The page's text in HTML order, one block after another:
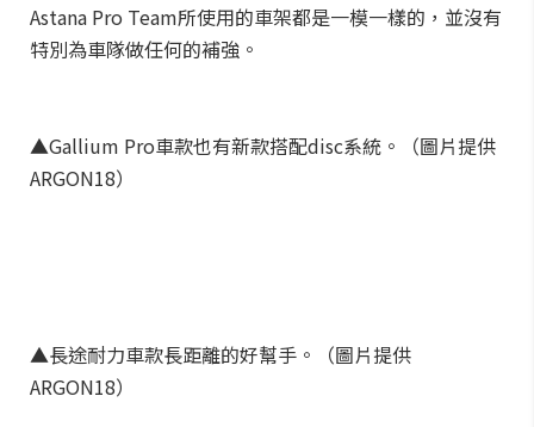
Astana Pro Team所使用的車架都是一模一樣的，並沒有
特別為車隊做任何的補強。
▲Gallium Pro車款也有新款搭配disc系統。（圖片提供
ARGON18）
▲長途耐力車款長距離的好幫手。（圖片提供
ARGON18）